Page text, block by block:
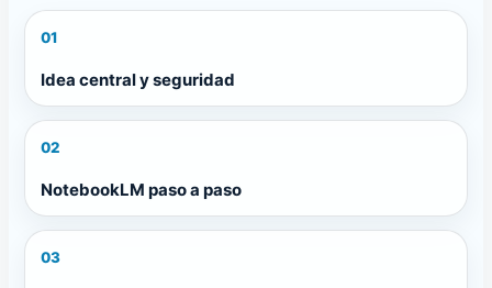
01
Idea central y seguridad
02
NotebookLM paso a paso
03